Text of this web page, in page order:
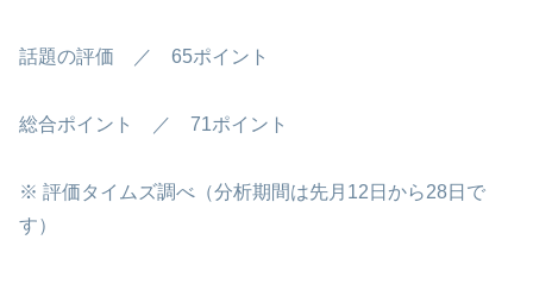
話題の評価 ／ 65ポイント
総合ポイント ／ 71ポイント
※ 評価タイムズ調べ（分析期間は先月12日から28日で
す）